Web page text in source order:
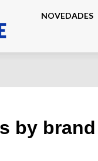
NOVEDADES
by